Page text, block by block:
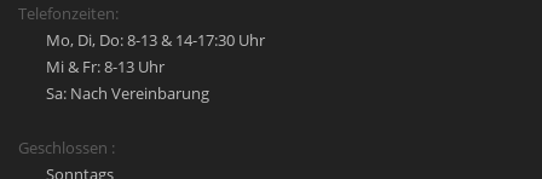
Telefonzeiten:
Mo, Di, Do: 8-13 & 14-17:30 Uhr
Mi & Fr: 8-13 Uhr
Sa: Nach Vereinbarung
Geschlossen :
Sonntags